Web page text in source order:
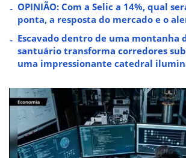
OPINIÃO: Com a Selic a 14%, qual
ponta, a resposta do mercado e o
Escavado dentro de uma montanha
santuário transforma corredores
uma impressionante catedral